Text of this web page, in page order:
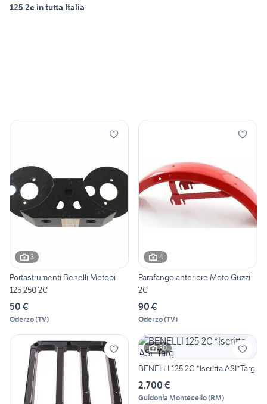
125 2c in tutta Italia
3
Portastrumenti Benelli Motobi
125 250 2C
50 €
Oderzo(TV)
4
Parafango anteriore Moto Guzzi
2C
90 €
Oderzo(TV)
30
BENELLI 125 2C *Iscritta ASI*Targ
2.700 €
Guidonia Montecelio(RM)